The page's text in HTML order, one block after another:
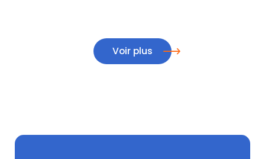
Voir plus